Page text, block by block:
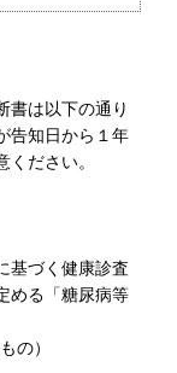
書は以下の通り
告知日から１年
ださい。
基づく健康診査
める「糖尿病等
の）